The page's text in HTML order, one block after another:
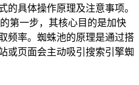
的具体操作原理及注意事项。
第一步，其核心目的是加快
频率。蜘蛛池的原理是通过搭
或页面会主动吸引搜索引擎蜘